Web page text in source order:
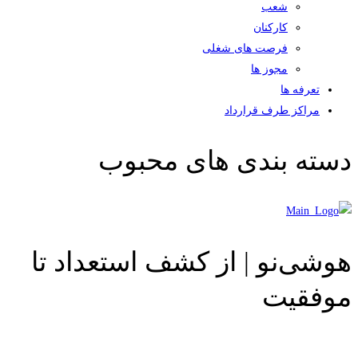
شعب
کارکنان
فرصت های شغلی
مجوز ها
تعرفه ها
مراکز طرف قرارداد
دسته بندی های محبوب
هوشی‌نو | از کشف استعداد تا
موفقیت